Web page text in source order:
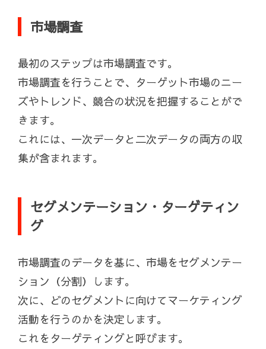
市場調査
最初のステップは市場調査です。
市場調査を行うことで、ターゲット市場のニー
ズやトレンド、競合の状況を把握することがで
きます。
これには、一次データと二次データの両方の収
集が含まれます。
セグメンテーション・ターゲティン
グ
市場調査のデータを基に、市場をセグメンテー
ション（分割）します。
次に、どのセグメントに向けてマーケティング
活動を行うのかを決定します。
これをターゲティングと呼びます。